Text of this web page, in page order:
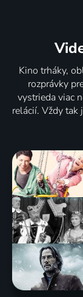
Kino trháky,
rozprávky
vystrieda viac
relácií. Vždy tak